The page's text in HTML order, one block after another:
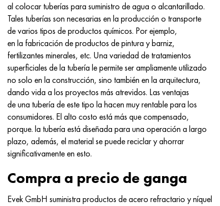
al colocar tuberías para suministro de agua o alcantarillado.
Tales tuberías son necesarias en la producción o transporte
de varios tipos de productos químicos. Por ejemplo,
en la fabricación de productos de pintura y barniz,
fertilizantes minerales, etc. Una variedad de tratamientos
superficiales de la tubería le permite ser ampliamente utilizado
no solo en la construcción, sino también en la arquitectura,
dando vida a los proyectos más atrevidos. Las ventajas
de una tubería de este tipo la hacen muy rentable para los
consumidores. El alto costo está más que compensado,
porque. la tubería está diseñada para una operación a largo
plazo, además, el material se puede reciclar y ahorrar
significativamente en esto.
Compra a precio de ganga
Evek GmbH suministra productos de acero refractario y níquel